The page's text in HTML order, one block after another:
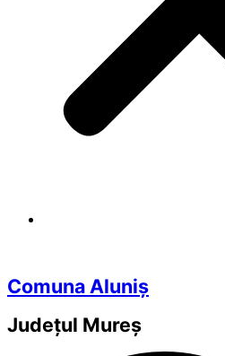
Comuna Aluniș
Județul Mureș